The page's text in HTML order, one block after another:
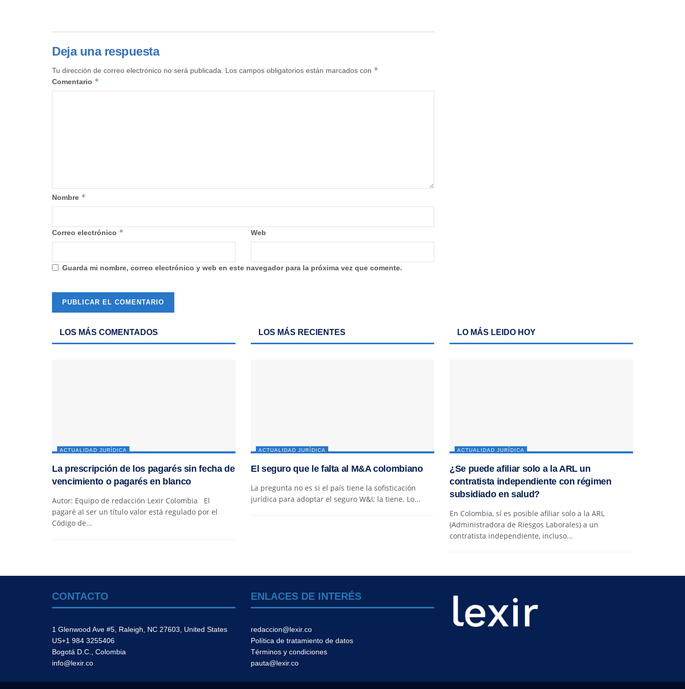
Deja una respuesta
Tu dirección de correo electrónico no será publicada. Los campos obligatorios están marcados con *
Comentario *
Nombre *
Correo electrónico * Web
Guarda mi nombre, correo electrónico y web en este navegador para la próxima vez que comente.
LOS MÁS COMENTADOS
ACTUALIDAD JURÍDICA
La prescripción de los pagarés sin fecha de
vencimiento o pagarés en blanco
Autor: Equipo de redacción Lexir Colombia El
pagaré al ser un título valor está regulado por el
Código de...
LOS MÁS RECIENTES
ACTUALIDAD JURÍDICA
El seguro que le falta al M&A colombiano
La pregunta no es si el país tiene la sofisticación
jurídica para adoptar el seguro W&I; la tiene. Lo...
LO MÁS LEIDO HOY
ACTUALIDAD JURÍDICA
¿Se puede afiliar solo a la ARL un
contratista independiente con régimen
subsidiado en salud?
En Colombia, sí es posible afiliar solo a la ARL
(Administradora de Riesgos Laborales) a un
contratista independiente, incluso...
CONTACTO
1 Glenwood Ave #5, Raleigh, NC 27603, United States
US+1 984 3255406
Bogotá D.C., Colombia
info@lexir.co
ENLACES DE INTERÉS
redaccion@lexir.co
Política de tratamiento de datos
Términos y condiciones
pauta@lexir.co